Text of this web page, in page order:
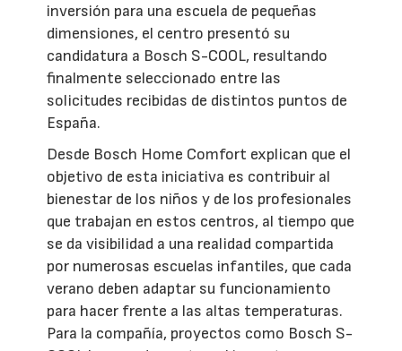
inversión para una escuela de pequeñas
dimensiones, el centro presentó su
candidatura a Bosch S-COOL, resultando
finalmente seleccionado entre las
solicitudes recibidas de distintos puntos de
España.
Desde Bosch Home Comfort explican que el
objetivo de esta iniciativa es contribuir al
bienestar de los niños y de los profesionales
que trabajan en estos centros, al tiempo que
se da visibilidad a una realidad compartida
por numerosas escuelas infantiles, que cada
verano deben adaptar su funcionamiento
para hacer frente a las altas temperaturas.
Para la compañía, proyectos como Bosch S-